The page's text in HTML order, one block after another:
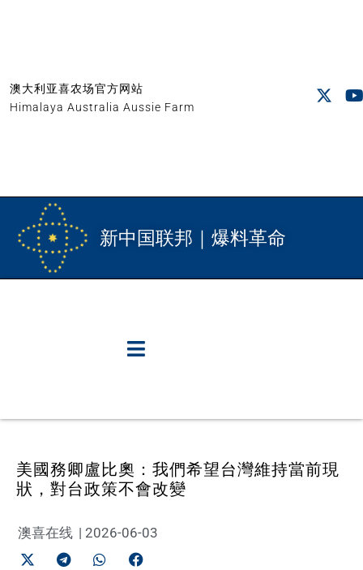
澳大利亚喜农场官方网站
Himalaya Australia Aussie Farm
新中国联邦｜爆料革命
美國務卿盧比奧：我們希望台灣維持當前現
狀，對台政策不會改變
澳喜在线 | 2026-06-03